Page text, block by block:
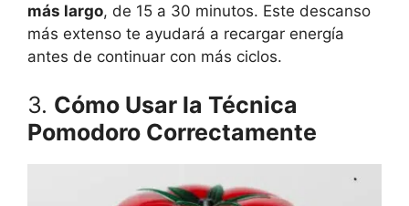
más largo, de 15 a 30 minutos. Este descanso
más extenso te ayudará a recargar energía
antes de continuar con más ciclos.
3. Cómo Usar la Técnica
Pomodoro Correctamente